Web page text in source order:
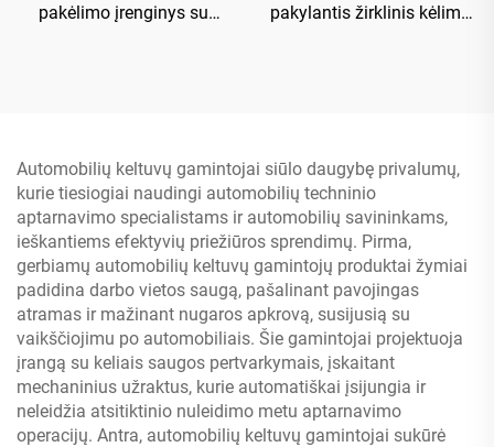
pakėlimo įrenginys su
pakylantis žirklinis kėlimo
Automobilių keltuvų gamintojai siūlo daugybę privalumų,
kurie tiesiogiai naudingi automobilių techninio
aptarnavimo specialistams ir automobilių savininkams,
ieškantiems efektyvių priežiūros sprendimų. Pirma,
gerbiamų automobilių keltuvų gamintojų produktai žymiai
padidina darbo vietos saugą, pašalinant pavojingas
atramas ir mažinant nugaros apkrovą, susijusią su
vaikščiojimu po automobiliais. Šie gamintojai projektuoja
įrangą su keliais saugos pertvarkymais, įskaitant
mechaninius užraktus, kurie automatiškai įsijungia ir
neleidžia atsitiktinio nuleidimo metu aptarnavimo
operacijų. Antra, automobilių keltuvų gamintojai sukūrė